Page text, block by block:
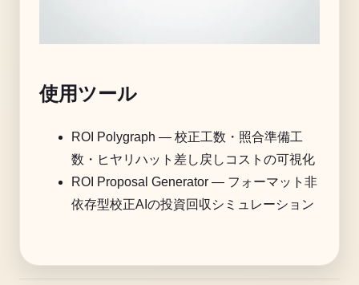
使用ツール
ROI Polygraph — 校正工数・照合準備工
数・ヒヤリハット差し戻しコストの可視化
ROI Proposal Generator — フォーマット非
依存型校正AIの投資回収シミュレーション